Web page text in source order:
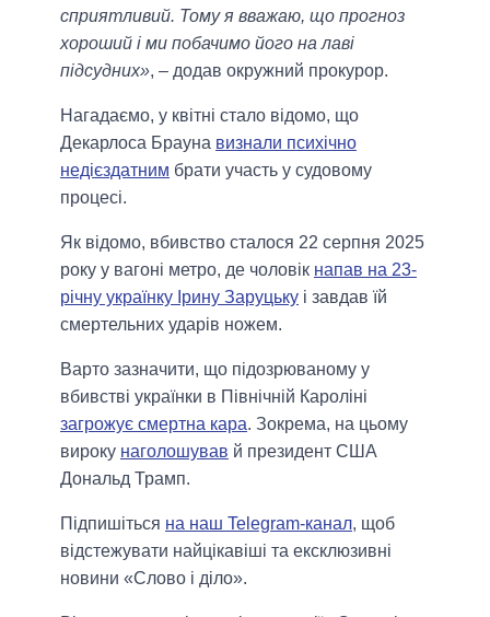
сприятливий. Тому я вважаю, що прогноз
хороший і ми побачимо його на лаві
підсудних», – додав окружний прокурор.
Нагадаємо, у квітні стало відомо, що
Декарлоса Брауна визнали психічно
недієздатним брати участь у судовому
процесі.
Як відомо, вбивство сталося 22 серпня 2025
року у вагоні метро, де чоловік напав на 23-
річну українку Ірину Заруцьку і завдав їй
смертельних ударів ножем.
Варто зазначити, що підозрюваному у
вбивстві українки в Північній Кароліні
загрожує смертна кара. Зокрема, на цьому
вироку наголошував й президент США
Дональд Трамп.
Підпишіться на наш Telegram-канал, щоб
відстежувати найцікавіші та ексклюзивні
новини «Слово і діло».